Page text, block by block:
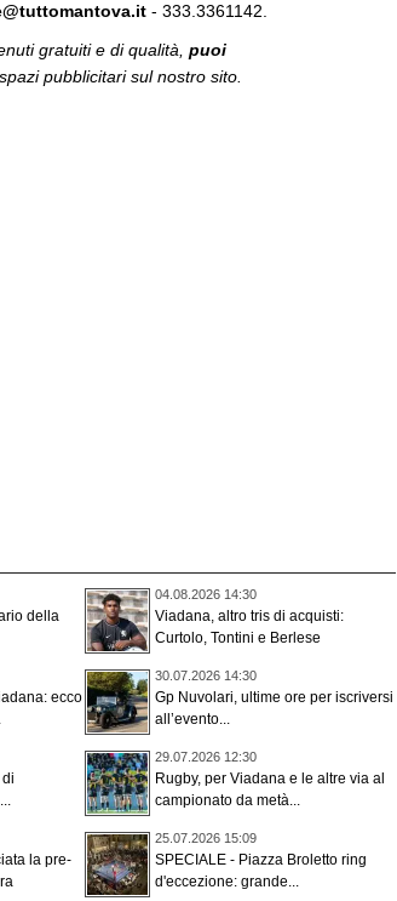
- 333.3361142.
gratuiti e di qualità, puoi
pubblicitari sul nostro sito.
della
04.08.2026 14:30
Viadana, altro tris di acquisti:
Curtolo, Tontini e Berlese
ecco
30.07.2026 14:30
Gp Nuvolari, ultime ore per iscriversi
all’evento...
29.07.2026 12:30
Rugby, per Viadana e le altre via al
campionato da metà...
la pre-
25.07.2026 15:09
SPECIALE - Piazza Broletto ring
d'eccezione: grande...